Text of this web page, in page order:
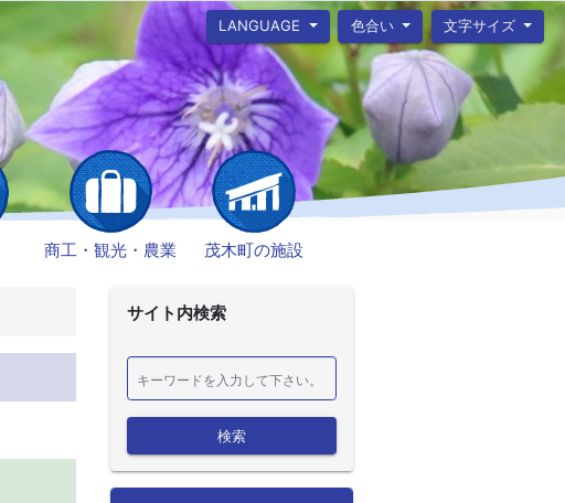
LANGUAGE 色合い 文字サイズ
商工・観光・農業 茂木町の施設
サイト内検索
検索